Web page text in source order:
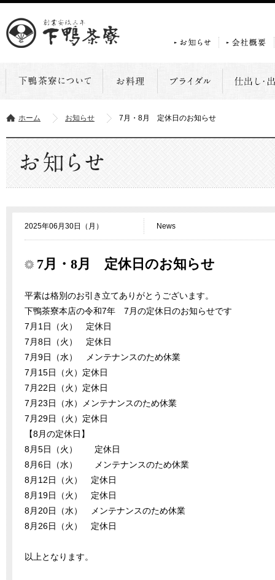
ホーム お知らせ 7月・8月 定休日のお知らせ
2025年06月30日（月） News
7月・8月 定休日のお知らせ
平素は格別のお引き立てありがとうございます。
下鴨茶寮本店の令和7年 7月の定休日のお知らせです
7月1日（火） 定休日
7月8日（火） 定休日
7月9日（水） メンテナンスのため休業
7月15日（火）定休日
7月22日（火）定休日
7月23日（水）メンテナンスのため休業
7月29日（火）定休日
【8月の定休日】
8月5日（火） 定休日
8月6日（水） メンテナンスのため休業
8月12日（火） 定休日
8月19日（火） 定休日
8月20日（水） メンテナンスのため休業
8月26日（火） 定休日
以上となります。